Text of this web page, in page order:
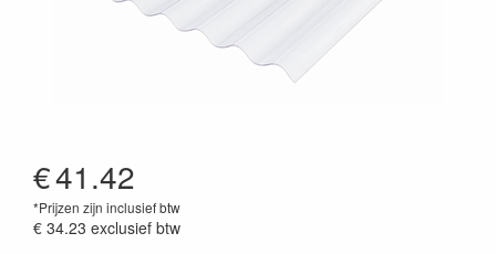
€41.42
*Prijzen zijn inclusief btw
€ 34.23 exclusief btw